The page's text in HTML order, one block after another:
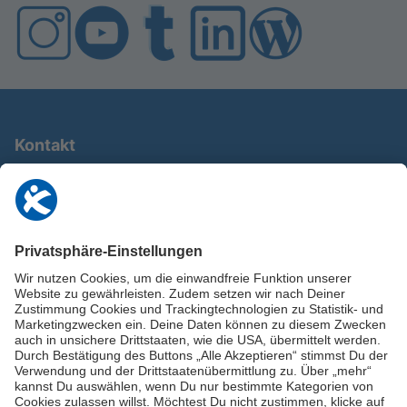
Kontakt
0911 / 9234 950
info@deutschland-im-plus.de
Impressum
Online-Schuldnerberatung
Stellen Sie hier Ihre Fragen und erhalten Sie kostenlos und umgehend
Informationen von unseren Schuldnerberater:innen.
Beratungshotline: 0800 / 5035851